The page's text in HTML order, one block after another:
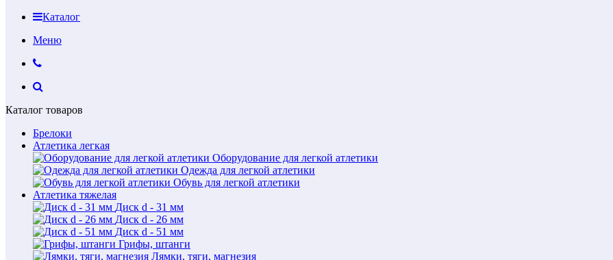
Каталог
Меню
Каталог товаров
Брелоки
Атлетика легкая
Оборудование для легкой атлетики
Одежда для легкой атлетики
Обувь для легкой атлетики
Атлетика тяжелая
Диск d - 31 мм
Диск d - 26 мм
Диск d - 51 мм
Грифы, штанги
Лямки, тяги, магнезия